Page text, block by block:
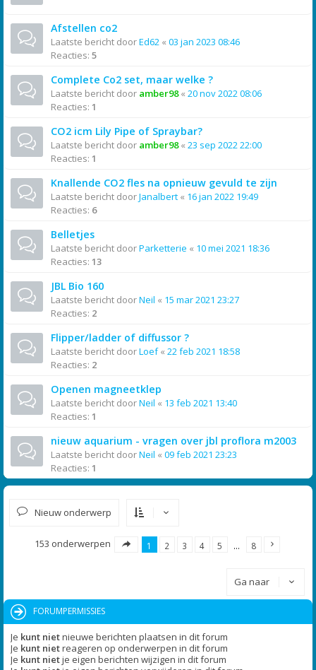
Afstellen co2
Laatste bericht doorEd62 « 03 jan 2023 08:46
Reacties: 5
Complete Co2 set, maar welke ?
Laatste bericht door amber98« 20 nov 2022 08:06
Reacties: 1
CO2 icm Lily Pipe of Spraybar?
Laatste bericht door amber98« 23 sep 2022 22:00
Reacties: 1
Knallende CO2 fles na opnieuw gevuld te zijn
Laatste bericht doorJanalbert « 16 jan 2022 19:49
Reacties: 6
Belletjes
Laatste bericht doorParketterie « 10 mei 2021 18:36
Reacties: 13
JBL Bio 160
Laatste bericht doorNeil « 15 mar 2021 23:27
Reacties: 2
Flipper/ladder of diffussor ?
Laatste bericht doorLoef« 22 feb 2021 18:58
Reacties: 2
Openen magneetklep
Laatste bericht doorNeil « 13 feb 2021 13:40
Reacties: 1
nieuw aquarium - vragen over jbl proflora m2003
Laatste bericht doorNeil « 09 feb 2021 23:23
Reacties: 1
Nieuw onderwerp
153 onderwerpen 1 2 3 4 5 … 8
Ga naar
FORUMPERMISSIES
Je kunt nietnieuwe berichten plaatsen in dit forum
Je kunt nietreageren op onderwerpen in dit forum
Je kunt nietje eigen berichten wijzigen in dit forum